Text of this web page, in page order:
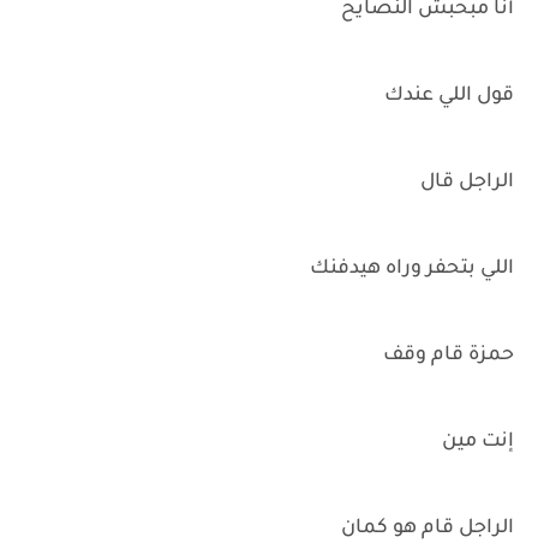
أنا مبحبش النصايح
قول اللي عندك
الراجل قال
اللي بتحفر وراه هيدفنك
حمزة قام وقف
إنت مين
الراجل قام هو كمان